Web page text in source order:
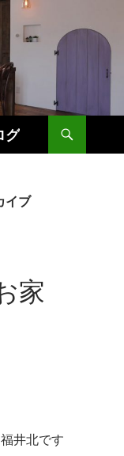
グ
イブ
家
井北です